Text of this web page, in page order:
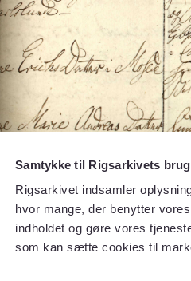
Samtykke til Rigsarkivets
Rigsarkivet indsamler
hvor mange, der benytter
indholdet og gøre vores
som kan sætte cookies til